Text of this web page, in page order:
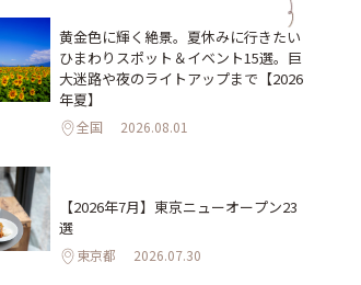
黄金色に輝く絶景。夏休みに行きたい
ひまわりスポット＆イベント15選。巨
大迷路や夜のライトアップまで【2026
年夏】
全国 2026.08.01
【2026年7月】東京ニューオープン23
選
東京都 2026.07.30